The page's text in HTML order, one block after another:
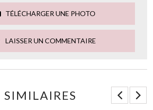
TÉLÉCHARGER UNE PHOTO
LAISSER UN COMMENTAIRE
SIMILAIRES